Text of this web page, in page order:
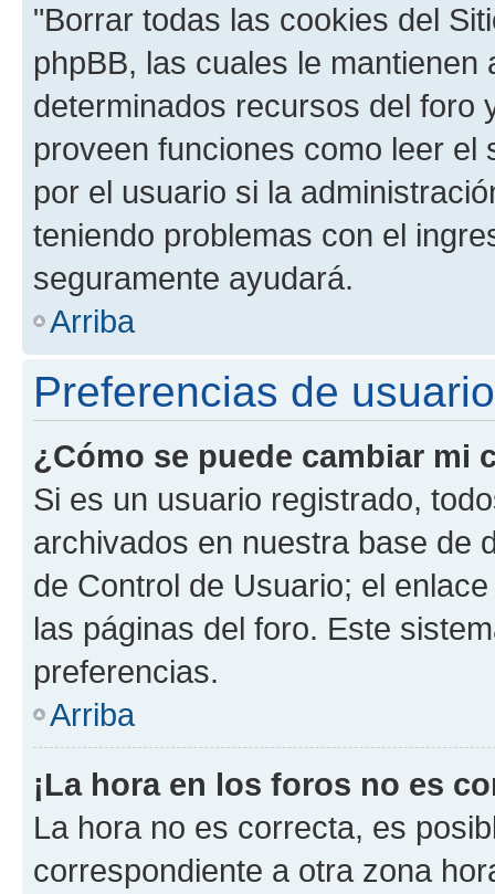
"Borrar todas las cookies del
phpBB, las cuales le
determinados recursos del foro
proveen funciones como leer el
por el usuario si la
teniendo problemas con el
seguramente ayudará.
Arriba
Preferencias de
¿Cómo se puede cambiar mi
Si es un usuario registrado,
archivados en nuestra base de
de Control de Usuario; el
las páginas del foro. Este
preferencias.
Arriba
¡La hora en los foros no es
La hora no es correcta, es
correspondiente a otra zona